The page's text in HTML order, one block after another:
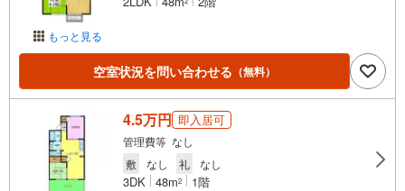
もっと見る
空室状況を問い合わせる （無料）
4.5万円 即入居可
管理費等 なし
敷
なし 礼 なし
3DK 48m2 1階